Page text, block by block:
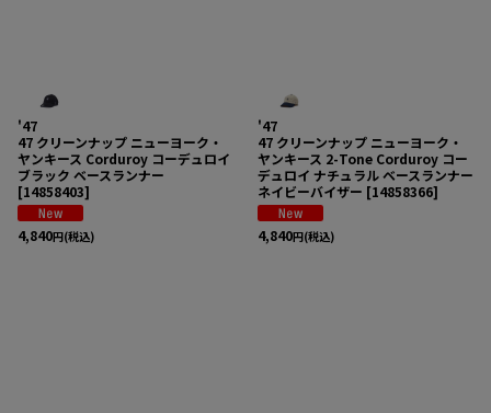
'47
47 クリーンナップ ニューヨーク・
ヤンキース Corduroy コーデュロイ
ブラック ベースランナー
[14858403]
4,840円(税込)
'47
47 クリーンナップ ニューヨーク・
ヤンキース 2-Tone Corduroy コー
デュロイ ナチュラル ベースランナー
ネイビーバイザー [14858366]
4,840円(税込)